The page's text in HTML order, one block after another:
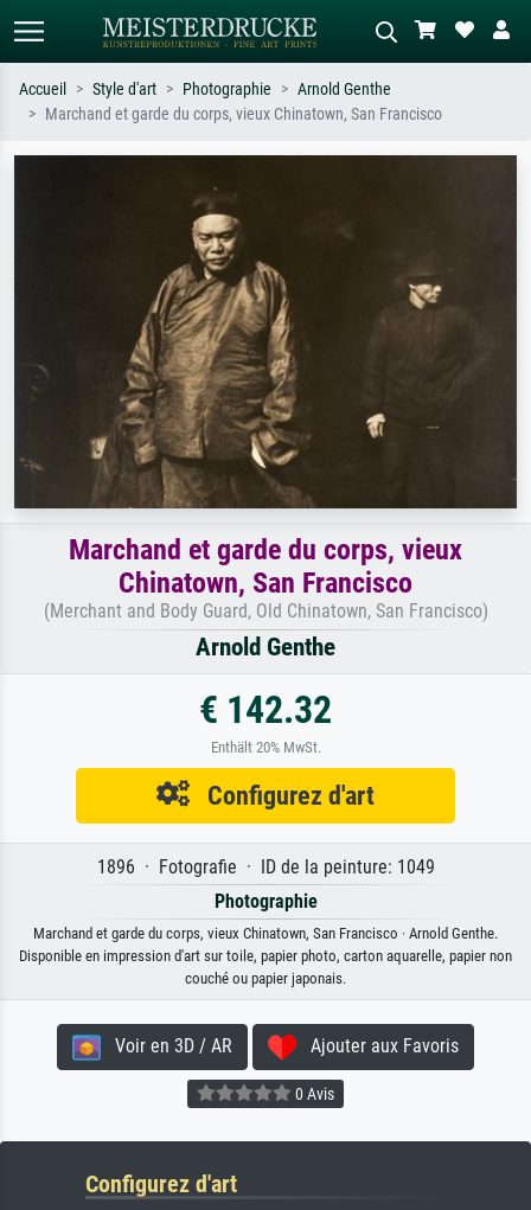
ex. Monet, Nuit étoilée,
impressionnisme, vague de Hokusai,
Accueil Style d'art Photographie
Arnold Genthe
Marchand et garde du corps, vieux Chinatown, San Francisco
Marchand et garde du corps, vieux
Chinatown, San Francisco
(Merchant and Body Guard, Old Chinatown, San Francisco)
Arnold Genthe
€ 142.32
Enthält 20% MwSt.
Configurez d'art
1896 · Fotografie · ID de la peinture: 1049
Photographie
Marchand et garde du corps, vieux Chinatown, San Francisco · Arnold Genthe.
Disponible en impression d'art sur toile, papier photo, carton aquarelle, papier non
couché ou papier japonais.
Voir en 3D / AR Ajouter aux Favoris
0 Avis
Configurez d'art